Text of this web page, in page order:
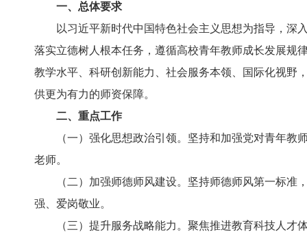
一、总体要求
以习近平新时代中国特色社会主义思想为指导，深入
落实立德树人根本任务，遵循高校青年教师成长发展规
教学水平、科研创新能力、社会服务本领、国际化视野
供更为有力的师资保障。
二、重点工作
（一）强化思想政治引领。坚持和加强党对青年教师
老师。
（二）加强师德师风建设。坚持师德师风第一标准，
强、爱岗敬业。
（三）提升服务战略能力。聚焦推进教育科技人才体